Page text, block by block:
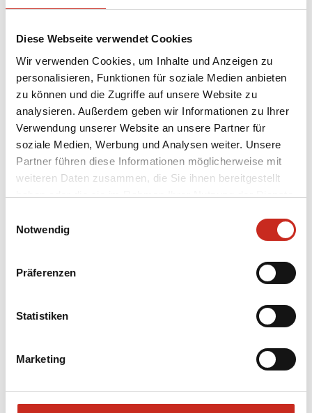
Diese Webseite verwendet Cookies
Wir verwenden Cookies, um Inhalte und Anzeigen zu
personalisieren, Funktionen für soziale Medien anbieten
zu können und die Zugriffe auf unsere Website zu
analysieren. Außerdem geben wir Informationen zu Ihrer
Verwendung unserer Website an unsere Partner für
soziale Medien, Werbung und Analysen weiter. Unsere
Partner führen diese Informationen möglicherweise mit
weiteren Daten zusammen, die Sie ihnen bereitgestellt
haben oder die sie im Rahmen Ihrer Nutzung der Dienste
Notwendig
Präferenzen
Statistiken
Marketing
suchen. Um ganz im omanischen Stil zu sein,
Picknick unter den Dattelpalmen dazu.
Selbstverständlich könnten wir dies für Sie
arrangieren. Die meisten Wadis sind nur zu Fuß
erreichbar; rechnen Sie mit herrlichen (aber
manchmal anspruchsvollen) Wanderungen
entlang beeindruckender Felsformationen.
Bitte beachten Sie, dass nicht in allen Tümpeln
geschwommen werden darf; halten Sie sich
daher gut an die Regeln.
Wüstenlandschaften in
den Wahiba Sands